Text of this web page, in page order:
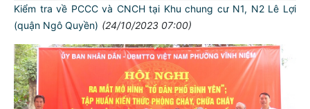
Kiểm tra về PCCC và CNCH tại Khu chung cư N1, N2 Lê Lợi
(quận Ngô Quyền) (24/10/2023 07:00)